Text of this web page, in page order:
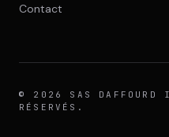
Contact
© 2026 SAS DAFFOURD
RÉSERVÉS.